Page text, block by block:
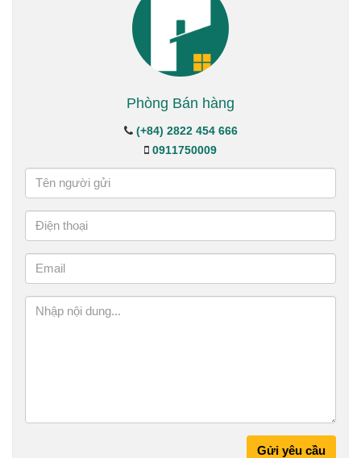
Phòng Bán hàng
(+84) 2822 454 666
0911750009
Gửi yêu cầu